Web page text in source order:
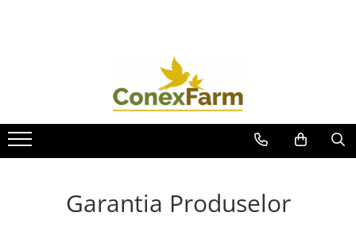
Hrănitori
Accesorii
Garantia Produselor